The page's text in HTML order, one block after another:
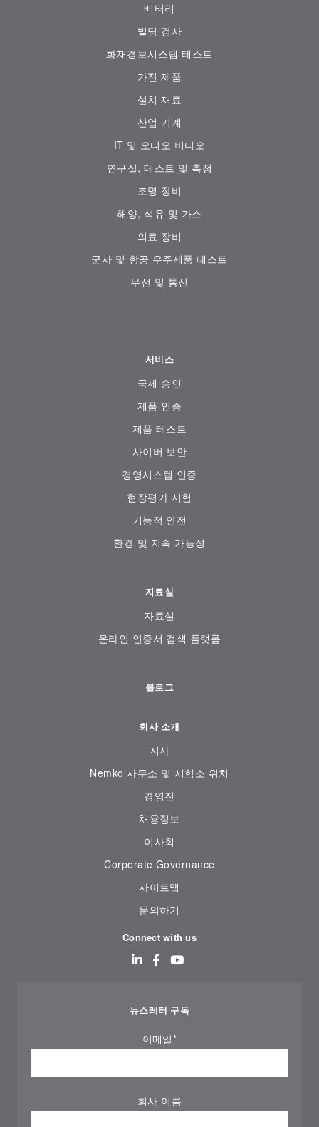
배터리
빌딩 검사
화재경보시스템 테스트
가전 ​​제품
설치 재료
산업 기계
IT 및 오디오 비디오
연구실, 테스트 및 측정
조명 장비
해양, 석유 및 가스
의료 장비
군사 및 항공 우주제품 테스트
무선 및 통신
서비스
국제 승인
제품 인증
제품 테스트
사이버 보안
경영시스템 인증
현장평가 시험
기능적 안전
환경 및 지속 가능성
자료실
자료실
온라인 인증서 검색 플랫폼
블로그
회사 소개
지사
Nemko 사무소 및 시험소 위치
경영진
채용정보
이사회
Corporate Governance
사이트맵
문의하기
Connect with us
뉴스레터 구독
이메일*
회사 이름